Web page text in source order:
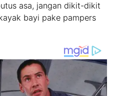
asa, jangan dikit-dikit
bayi pake pampers